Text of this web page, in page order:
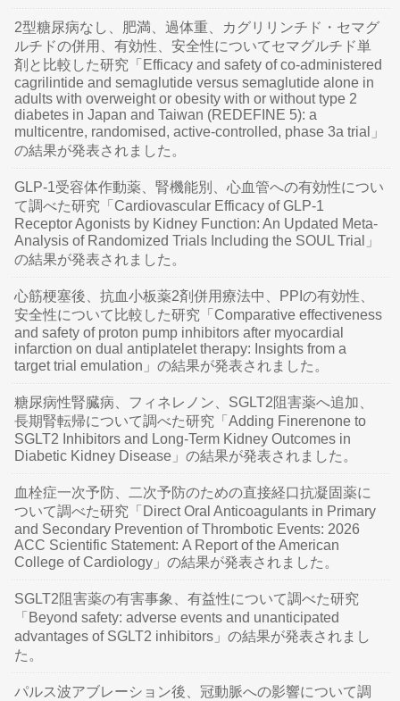
2型糖尿病なし、肥満、過体重、カグリリンチド・セマグ
ルチドの併用、有効性、安全性についてセマグルチド単
剤と比較した研究「Efficacy and safety of co-administered
cagrilintide and semaglutide versus semaglutide alone in
adults with overweight or obesity with or without type 2
diabetes in Japan and Taiwan (REDEFINE 5): a
multicentre, randomised, active-controlled, phase 3a trial」
の結果が発表されました。
GLP-1受容体作動薬、腎機能別、心血管への有効性につい
て調べた研究「Cardiovascular Efficacy of GLP-1
Receptor Agonists by Kidney Function: An Updated Meta-
Analysis of Randomized Trials Including the SOUL Trial」
の結果が発表されました。
心筋梗塞後、抗血小板薬2剤併用療法中、PPIの有効性、
安全性について比較した研究「Comparative effectiveness
and safety of proton pump inhibitors after myocardial
infarction on dual antiplatelet therapy: Insights from a
target trial emulation」の結果が発表されました。
糖尿病性腎臓病、フィネレノン、SGLT2阻害薬へ追加、
長期腎転帰について調べた研究「Adding Finerenone to
SGLT2 Inhibitors and Long-Term Kidney Outcomes in
Diabetic Kidney Disease」の結果が発表されました。
血栓症一次予防、二次予防のための直接経口抗凝固薬に
ついて調べた研究「Direct Oral Anticoagulants in Primary
and Secondary Prevention of Thrombotic Events: 2026
ACC Scientific Statement: A Report of the American
College of Cardiology」の結果が発表されました。
SGLT2阻害薬の有害事象、有益性について調べた研究
「Beyond safety: adverse events and unanticipated
advantages of SGLT2 inhibitors」の結果が発表されまし
た。
パルス波アブレーション後、冠動脈への影響について調